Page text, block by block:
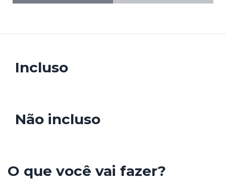
Incluso
Não incluso
O que você vai fazer?